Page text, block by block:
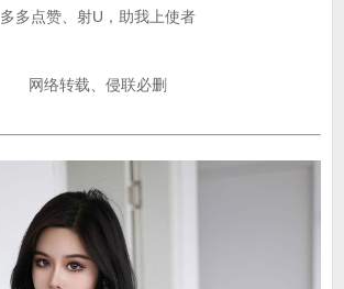
多多点赞、射U，助我上使者
网络转载、侵联必删